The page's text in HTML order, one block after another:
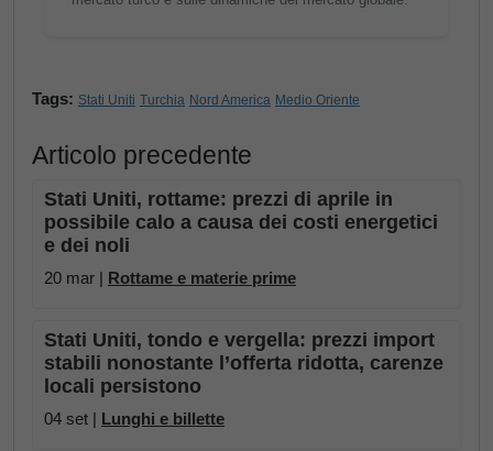
Tags: Stati Uniti Turchia Nord America Medio Oriente
Articolo precedente
Stati Uniti, rottame: prezzi di aprile in
possibile calo a causa dei costi energetici
e dei noli
20 mar | Rottame e materie prime
Stati Uniti, tondo e vergella: prezzi import
stabili nonostante l’offerta ridotta, carenze
locali persistono
04 set | Lunghi e billette